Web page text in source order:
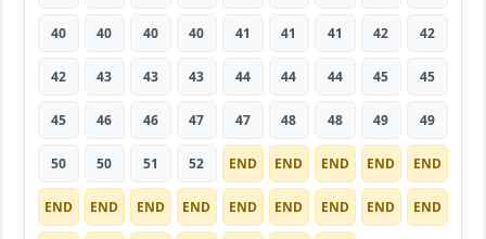
40 40 40 40 41 41 41 42 42
42 43 43 43 44 44 44 45 45
45 46 46 47 47 48 48 49 49
50 50 51 52 END END END END END
END END END END END END END END END